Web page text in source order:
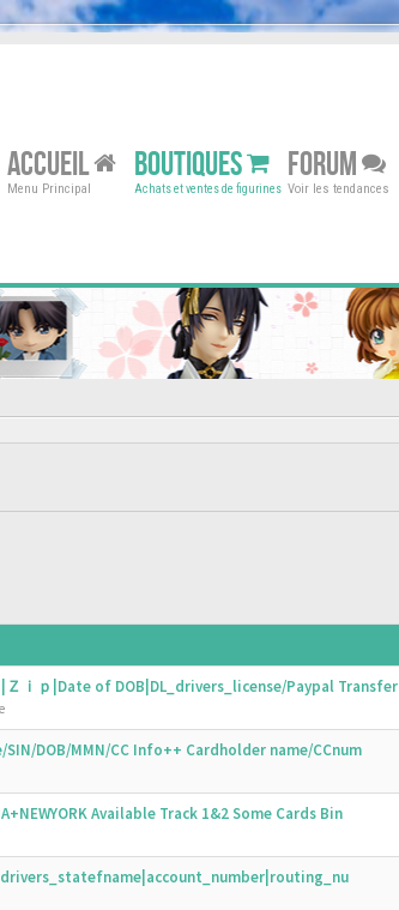
ACCUEIL
Menu Principal
BOUTIQUES
Achats et ventes de figurines
FORUM
Voir les tendances
ｉｐ|Date of DOB|DL_drivers_license/Paypal Transfer
DOB/MMN/CC Info++ Cardholder name/CCnum
Available Track 1&2 Some Cards Bin